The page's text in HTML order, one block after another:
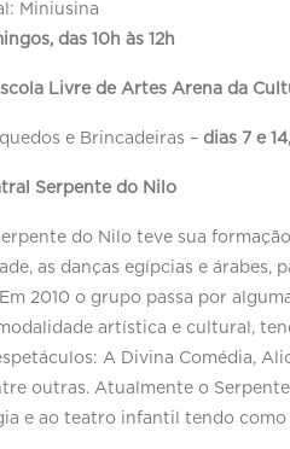
Miniusina
das 10h às 12h
Livre de Artes Arena da
e Brincadeiras – dias 7 e
Serpente do Nilo
do Nilo teve sua
as danças egípcias e árabes,
2010 o grupo passa por
artística e cultural,
A Divina Comédia,
outras. Atualmente o
e ao teatro infantil tendo